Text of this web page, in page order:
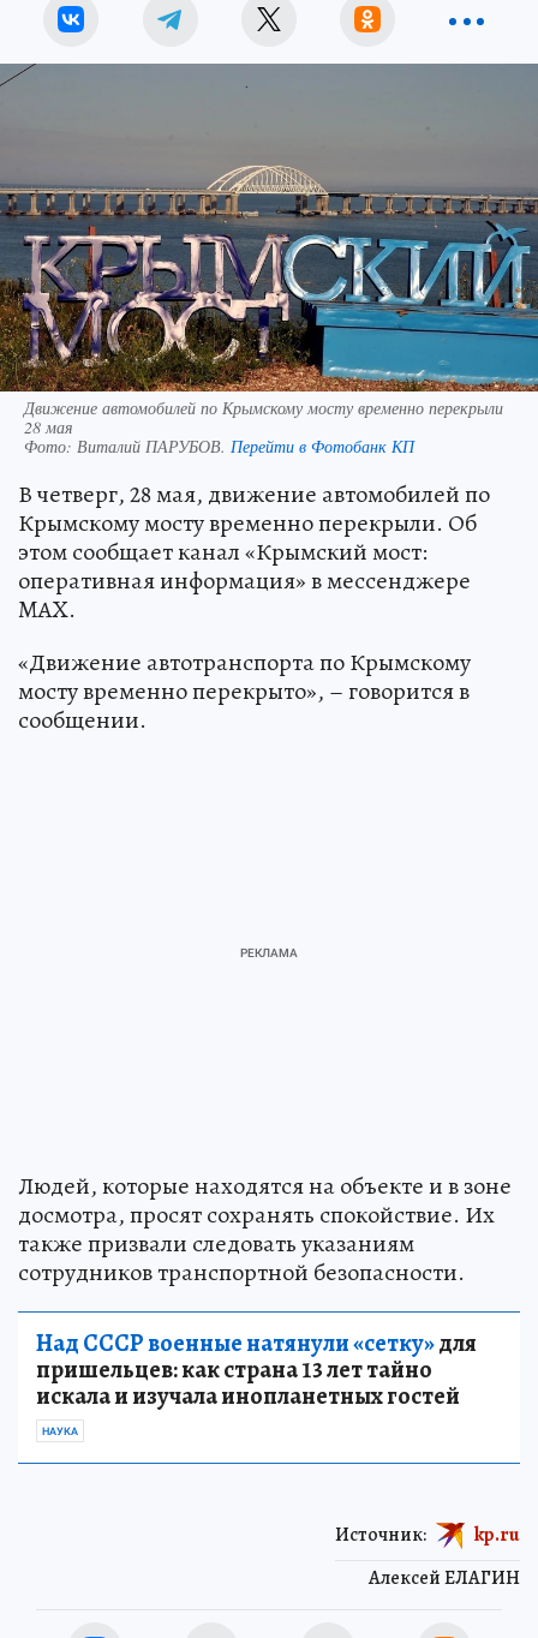
Движение автомобилей по Крымскому мосту временно перекрыли
28 мая
Фото: Виталий ПАРУБОВ. Перейти в Фотобанк КП
В четверг, 28 мая, движение автомобилей по
Крымскому мосту временно перекрыли. Об
этом сообщает канал «Крымский мост:
оперативная информация» в мессенджере
MAX.
«Движение автотранспорта по Крымскому
мосту временно перекрыто», – говорится в
сообщении.
Людей, которые находятся на объекте и в зоне
досмотра, просят сохранять спокойствие. Их
также призвали следовать указаниям
сотрудников транспортной безопасности.
Над СССР военные натянули «сетку»для
пришельцев: как страна 13 лет тайно
искала и изучала инопланетных гостей
НАУКА
Алексей ЕЛАГИН
Источник: kp.ru